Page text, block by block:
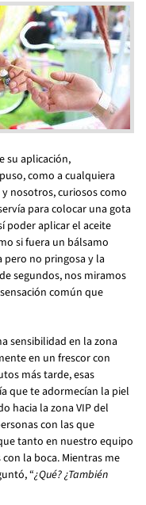
su aplicación,
como a cualquiera
nosotros, curiosos como
para colocar una gota
poder aplicar el aceite
si fuera un bálsamo
pero no pringosa y la
segundos, nos miramos
común que
sensibilidad en la zona
en un frescor con
más tarde, esas
que te adormecían la piel
hacia la zona VIP del
con las que
tanto en nuestro equipo
la boca. Mientras me
“¿Qué? ¿También